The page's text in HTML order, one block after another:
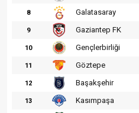
8 Galatasaray
9 Gaziantep FK
10 Gençlerbirliği
11 Göztepe
12 Başakşehir
13 Kasımpaşa